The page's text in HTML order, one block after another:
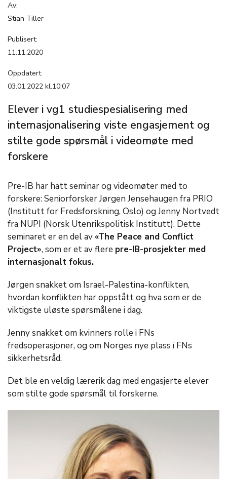
Av:
Stian Tiller
Publisert:
11.11.2020
Oppdatert:
03.01.2022 kl.10:07
Elever i vg1 studiespesialisering med
internasjonalisering viste engasjement og
stilte gode spørsmål i videomøte med
forskere
Pre-IB har hatt seminar og videomøter med to
forskere: Seniorforsker Jørgen Jensehaugen fra PRIO
(Institutt for Fredsforskning, Oslo) og Jenny Nortvedt
fra NUPI (Norsk Utenrikspolitisk Institutt). Dette
seminaret er en del av «The Peace and Conflict
Project», som er et av flere pre-IB-prosjekter med
internasjonalt fokus.
Jørgen snakket om Israel-Palestina-konflikten,
hvordan konflikten har oppstått og hva som er de
viktigste uløste spørsmålene i dag.
Jenny snakket om kvinners rolle i FNs
fredsoperasjoner, og om Norges nye plass i FNs
sikkerhetsråd.
Det ble en veldig lærerik dag med engasjerte elever
som stilte gode spørsmål til forskerne.